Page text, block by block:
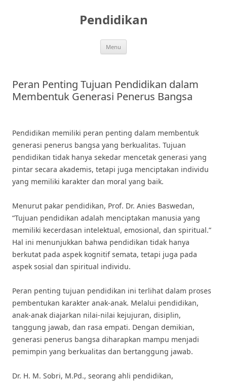
Pendidikan
Menu
Peran Penting Tujuan Pendidikan dalam
Membentuk Generasi Penerus Bangsa
Pendidikan memiliki peran penting dalam membentuk
generasi penerus bangsa yang berkualitas. Tujuan
pendidikan tidak hanya sekedar mencetak generasi yang
pintar secara akademis, tetapi juga menciptakan individu
yang memiliki karakter dan moral yang baik.
Menurut pakar pendidikan, Prof. Dr. Anies Baswedan,
“Tujuan pendidikan adalah menciptakan manusia yang
memiliki kecerdasan intelektual, emosional, dan spiritual.”
Hal ini menunjukkan bahwa pendidikan tidak hanya
berkutat pada aspek kognitif semata, tetapi juga pada
aspek sosial dan spiritual individu.
Peran penting tujuan pendidikan ini terlihat dalam proses
pembentukan karakter anak-anak. Melalui pendidikan,
anak-anak diajarkan nilai-nilai kejujuran, disiplin,
tanggung jawab, dan rasa empati. Dengan demikian,
generasi penerus bangsa diharapkan mampu menjadi
pemimpin yang berkualitas dan bertanggung jawab.
Dr. H. M. Sobri, M.Pd., seorang ahli pendidikan,